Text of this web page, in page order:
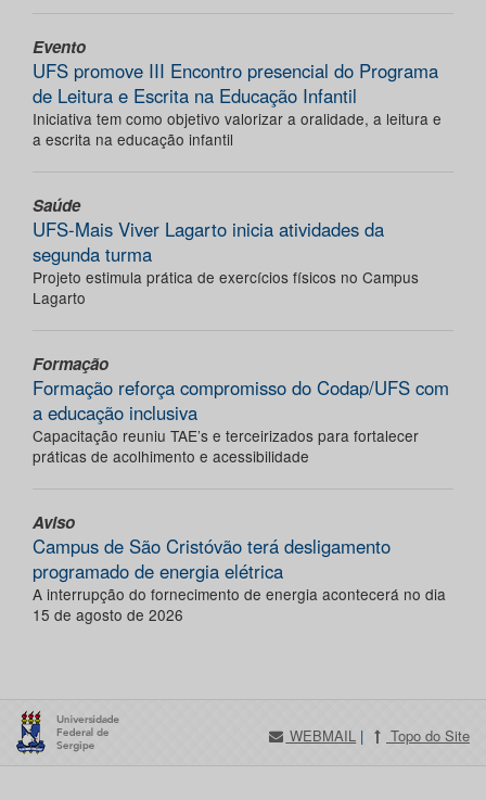
Evento
UFS promove III Encontro presencial do Programa
de Leitura e Escrita na Educação Infantil
Iniciativa tem como objetivo valorizar a oralidade, a leitura e
a escrita na educação infantil
Saúde
UFS-Mais Viver Lagarto inicia atividades da
segunda turma
Projeto estimula prática de exercícios físicos no Campus
Lagarto
Formação
Formação reforça compromisso do Codap/UFS com
a educação inclusiva
Capacitação reuniu TAE’s e terceirizados para fortalecer
práticas de acolhimento e acessibilidade
Aviso
Campus de São Cristóvão terá desligamento
programado de energia elétrica
A interrupção do fornecimento de energia acontecerá no dia
15 de agosto de 2026
WEBMAIL | Topo do Site